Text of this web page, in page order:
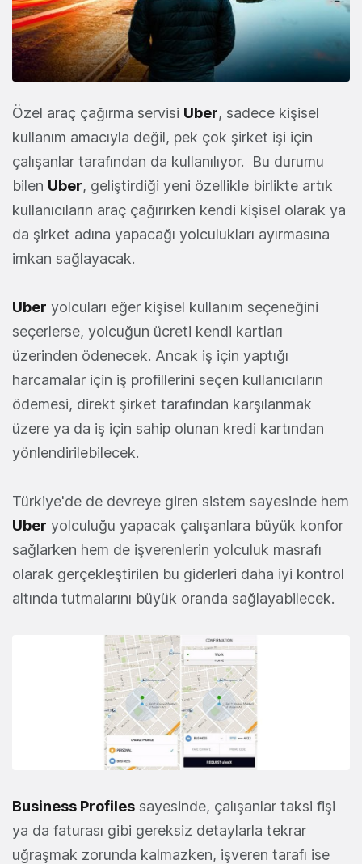
Özel araç çağırma servisi Uber, sadece kişisel
kullanım amacıyla değil, pek çok şirket işi için
çalışanlar tarafından da kullanılıyor. Bu durumu
bilen Uber, geliştirdiği yeni özellikle birlikte artık
kullanıcıların araç çağırırken kendi kişisel olarak ya
da şirket adına yapacağı yolculukları ayırmasına
imkan sağlayacak.
Uber yolcuları eğer kişisel kullanım seçeneğini
seçerlerse, yolcuğun ücreti kendi kartları
üzerinden ödenecek. Ancak iş için yaptığı
harcamalar için iş profillerini seçen kullanıcıların
ödemesi, direkt şirket tarafından karşılanmak
üzere ya da iş için sahip olunan kredi kartından
yönlendirilebilecek.
Türkiye'de de devreye giren sistem sayesinde hem
Uber yolculuğu yapacak çalışanlara büyük konfor
sağlarken hem de işverenlerin yolculuk masrafı
olarak gerçekleştirilen bu giderleri daha iyi kontrol
altında tutmalarını büyük oranda sağlayabilecek.
Business Profiles sayesinde, çalışanlar taksi fişi
ya da faturası gibi gereksiz detaylarla tekrar
uğraşmak zorunda kalmazken, işveren tarafı ise